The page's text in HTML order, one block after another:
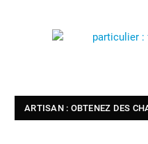
ARTISAN : OBTENEZ DES